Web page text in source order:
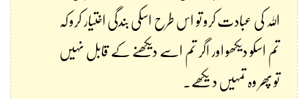
اللہ کی عبادت کرو تو اس طرح اسکی بندگی اختیار کرو کہ
تم اسکو دیکھو اور اگر تم اسے دیکھنے کے قابل نہیں
تو پھر وہ تمہیں دیکھے۔